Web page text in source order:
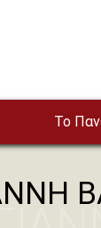
To